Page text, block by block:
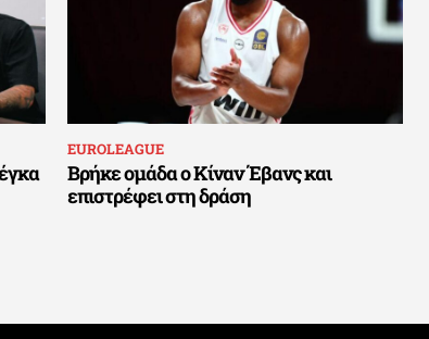
EUROLEAGUE
Βρήκε ομάδα ο Κίναν Έβανς και
επιστρέφει στη δράση